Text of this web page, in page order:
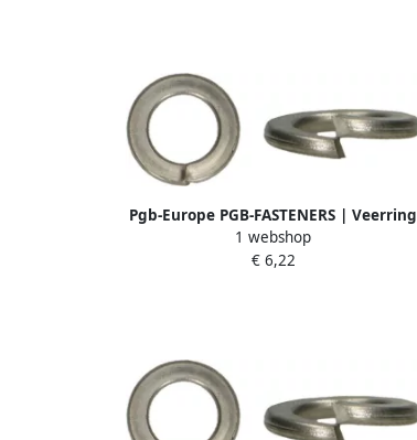
Pgb-Europe PGB-FASTENERS | Veerring
DIN 127B M10 A2 | 200 st
000127A0001003
1 webshop
€ 6,22